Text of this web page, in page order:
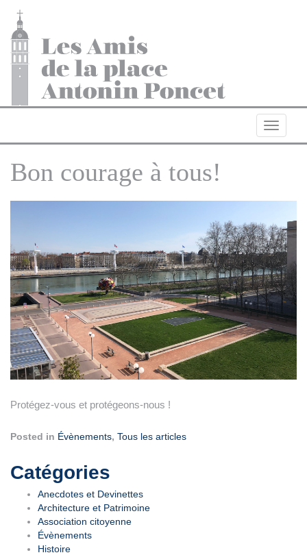
Bon courage à tous!
Protégez-vous et protégeons-nous !
Posted in Évènements, Tous les articles
Navigation
de
l’article
Catégories
Anecdotes et Devinettes
Architecture et Patrimoine
Association citoyenne
Évènements
Histoire